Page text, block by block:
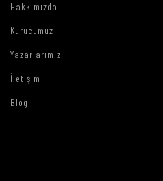
Hakkımızda
Kurucumuz
Yazarlarımız
İletişim
Blog